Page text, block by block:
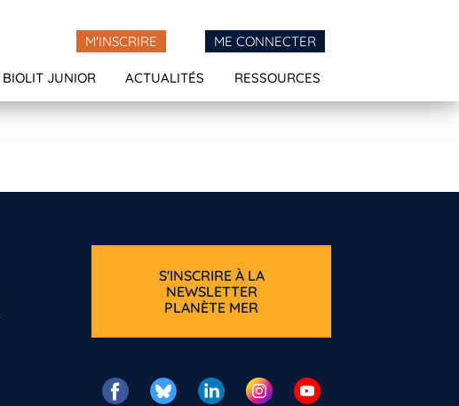
M'INSCRIRE ME CONNECTER
BIOLIT JUNIOR ACTUALITÉS RESSOURCES
S'INSCRIRE À LA
NEWSLETTER
PLANÈTE MER